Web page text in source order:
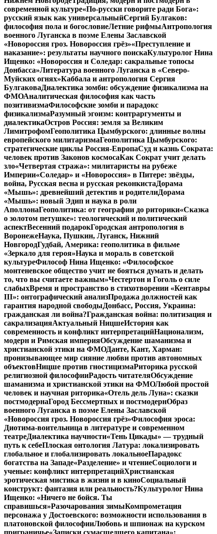
современной культуре«По-русски говорите ради Бога»:
русский язык как универсальныйСергий Булгаков:
философия пола и богословиеЛетние рифмыАнтропология
военного Луганска в поэме Елены Заславской
«Новороссия гроз. Новороссия грёз»«Преступление и
наказание»: результаты научного поискаКультуролог Нина
Ищенко: «Новороссия и Соледар: сакральные топосы
Донбасса»Литература военного Луганска в «Северо-
Муйских огнях»Каббала и антропология Сергия
БулгаковаДиалектика зомби: обсуждение физикализма на
ФМОАналитическая философия как часть
позитивизмаФилософские зомби и парадокс
физикализмаРазумный эгоизм: контраргументы и
диалектикаОстров Россия: земля за Великим
ЛимитрофомГеополитика Цымбурского: длинные волны
европейского милитаризмаГеополитика Цымбурского:
стратегические циклы Россия-ЕвропаСуд и казнь Сократа:
человек против Законов космосаКак Сократ учит делать
зло«Четвертая стража»: милитаристы на рубеже
Империи«Соледар» и «Новороссия» в Питере: звёзды,
война, Русская весна и русская реконкистаДорама
«Мышь»: древнейший детектив и родителиДорама
«Мышь»: новый Эдип и наука в роли
АполлонаГеополитика: от географии до риторики«Сказка
о золотом петушке»: теологический и политический
аспектВесенний подарокГородская антропология в
ВоронежеНаука, Пушкин, Луганск, Нижний
НовгородГудбай, Америка: геополитика в фильме
«Зеркало для героя»Наука и мораль в советской
культуреФилософ Нина Ищенко: «Философское
монтеневское общество учит не бояться думать и делать
то, что вы считаете важным»Честертон и Гоголь о силе
слабыхВремя и пространство в стихотворении «Кентавры
III»: онтографический анализПродажа должностей как
гарантия народной свободыДонбасс, Россия, Украина:
гражданская ли война?Гражданская война: политизация и
сакрализацияАктуальный НицшеИстория как
современность и конфликт интерпретацийНационализм,
модерн и Римская империяОбсуждение шаманизма и
христианской этики на ФМОДанте, Кант, Харман:
пронизывающее мир сияние любви против автономных
объектовНицше против гностицизмаРиторика русской
религиозной философииРадость читателяОбсуждение
шаманизма и христианской этики на ФМОЛюбой простой
человек и научная риторика«Отель дель Луна»: сказки
постмодернаГород Бессмертных и постмодернОбраз
военного Луганска в поэме Елены Заславской
«Новороссия гроз. Новороссия грёз»Философия эроса:
Диотима-воительница в литературе и современном
театреДиалектика научности«Тень Цикады» — трудный
путь к себеПлоская онтология Латура: локализировать
глобальное и глобализировать локальноеПарадокс
богатства на Западе«Разделение» и чтениеСоциологи и
ученые: конфликт интерпретацийХристианская
эротическая мистика в жизни и в киноСоциальный
конструкт: фантазия или реальность?Культуролог Нина
Ищенко: «Ничего не бойся. Ты
справишься»Разочарования зимыКомпрометация
персонажа у Достоевского: возможности использования в
платоновской философииЛюбовь и шпионаж на курском